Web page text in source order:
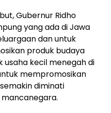
Gubernur Ridho
yang ada di Jawa
dan untuk
produk budaya
usaha kecil menegah di
mempromosikan
diminati